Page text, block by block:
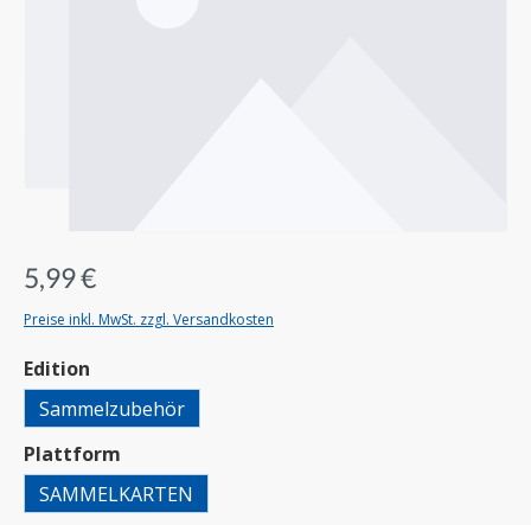
5,99 €
Preise inkl. MwSt. zzgl. Versandkosten
Edition
Sammelzubehör
Plattform
SAMMELKARTEN